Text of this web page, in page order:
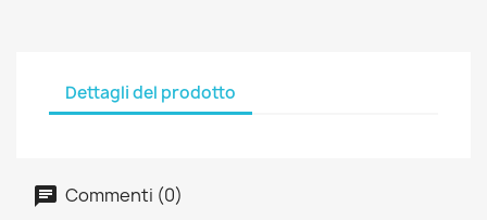
Dettagli del prodotto
Commenti (0)